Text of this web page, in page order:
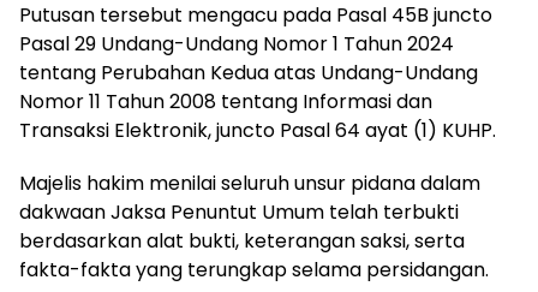
Putusan tersebut mengacu pada Pasal 45B juncto
Pasal 29 Undang-Undang Nomor 1 Tahun 2024
tentang Perubahan Kedua atas Undang-Undang
Nomor 11 Tahun 2008 tentang Informasi dan
Transaksi Elektronik, juncto Pasal 64 ayat (1) KUHP.
Majelis hakim menilai seluruh unsur pidana dalam
dakwaan Jaksa Penuntut Umum telah terbukti
berdasarkan alat bukti, keterangan saksi, serta
fakta-fakta yang terungkap selama persidangan.